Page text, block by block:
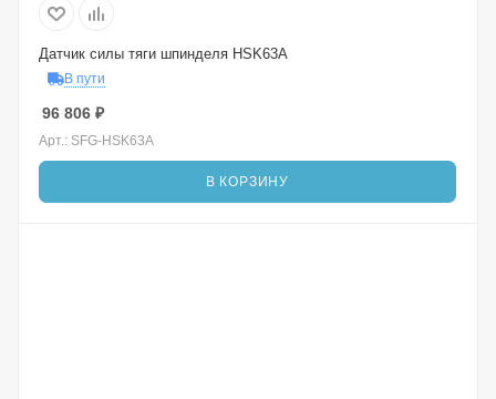
Датчик силы тяги шпинделя HSK63A
В пути
96 806 ₽
Арт.: SFG-HSK63A
В КОРЗИНУ